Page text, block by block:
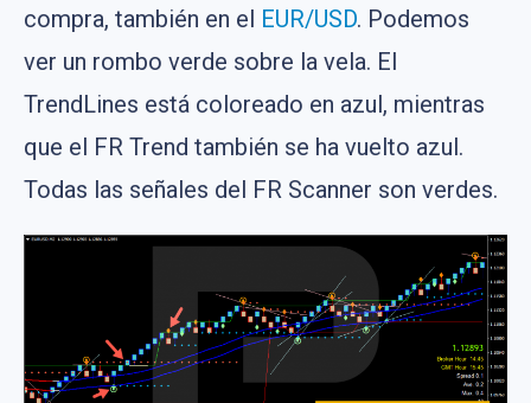
compra, también en el EUR/USD. Podemos
ver un rombo verde sobre la vela. El
TrendLines está coloreado en azul, mientras
que el FR Trend también se ha vuelto azul.
Todas las señales del FR Scanner son verdes.